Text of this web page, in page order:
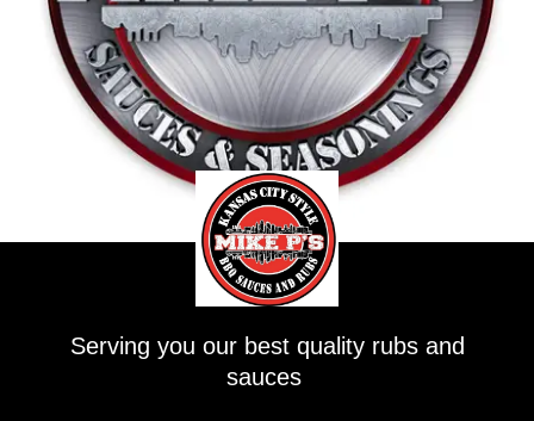
Serving you our best quality rubs and
sauces